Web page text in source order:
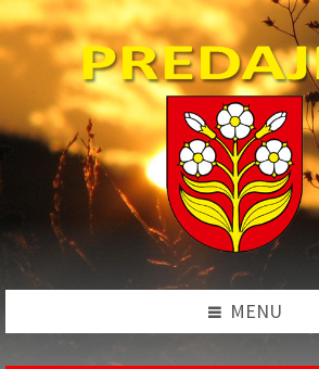
Preskočiť
na
obsah
Preskočiť
na
ľavý
Preskočiť
na
pätičku
MENU